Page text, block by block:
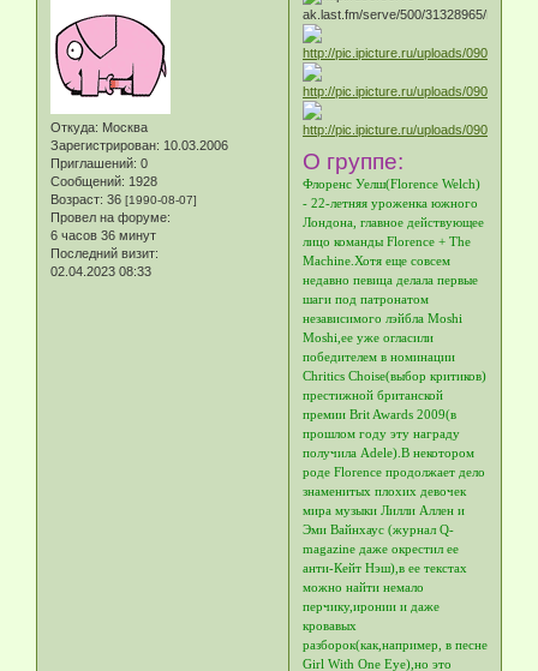
Откуда: Москва
Зарегистрирован: 10.03.2006
Приглашений: 0
Сообщений: 1928
Возраст: 36 [1990-08-07]
Провел на форуме:
6 часов 36 минут
Последний визит:
02.04.2023 08:33
О группе:
Флоренс Уелш(Florence Welch)
- 22-летняя уроженка южного
Лондона, главное действующее
лицо команды Florence + The
Machine.Хотя еще совсем
недавно певица делала первые
шаги под патронатом
независимого лэйбла Moshi
Moshi,ее уже огласили
победителем в номинации
Chritics Сhoise(выбор критиков)
престижной британской
премии Brit Awards 2009(в
прошлом году эту награду
получила Adele).В некотором
роде Florence продолжает дело
знаменитых плохих девочек
мира музыки Лилли Аллен и
Эми Вайнхаус (журнал Q-
magazine даже окрестил ее
анти-Кейт Нэш),в ее текстах
можно найти немало
перчику,иронии и даже
кровавых
разборок(как,например, в песне
Girl With One Eye),но это